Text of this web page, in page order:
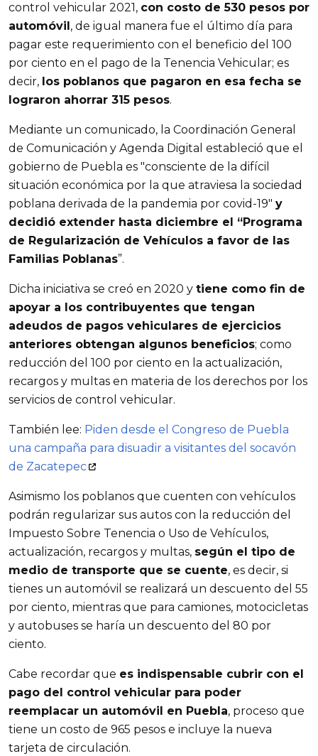
control vehicular 2021, con costo de 530 pesos por
automóvil , de igual manera fue el último día para
pagar este requerimiento con el beneficio del 100
por ciento en el pago de la Tenencia Vehicular; es
decir, los poblanos que pagaron en esa fecha se
lograron ahorrar 315 pesos.
Mediante un comunicado, la Coordinación General
de Comunicación y Agenda Digital estableció que el
gobierno de Puebla es "consciente de la difícil
situación económica por la que atraviesa la sociedad
poblana derivada de la pandemia por covid-19" y
decidió extender hasta diciembre el “Programa
de Regularización de Vehículos a favor de las
Familias Poblanas”.
Dicha iniciativa se creó en 2020 y tiene como fin de
apoyar a los contribuyentes que tengan
adeudos de pagos vehiculares de ejercicios
anteriores obtengan algunos beneficios; como
reducción del 100 por ciento en la actualización,
recargos y multas en materia de los derechos por los
servicios de control vehicular.
También lee: Piden desde el Congreso de Puebla
una campaña para disuadir a visitantes del socavón
de Zacatepec
Asimismo los poblanos que cuenten con vehículos
podrán regularizar sus autos con la reducción del
Impuesto Sobre Tenencia o Uso de Vehículos,
actualización, recargos y multas, según el tipo de
medio de transporte que se cuente, es decir, si
tienes un automóvil se realizará un descuento del 55
por ciento, mientras que para camiones, motocicletas
y autobuses se haría un descuento del 80 por
ciento.
Cabe recordar que es indispensable cubrir con el
pago del control vehicular para poder
reemplacar un automóvil en Puebla, proceso que
tiene un costo de 965 pesos e incluye la nueva
tarjeta de circulación.